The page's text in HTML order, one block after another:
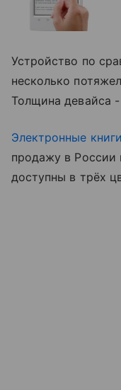
Устройство по
несколько
Толщина девайса
Электронные книги
продажу в России
доступны в трёх